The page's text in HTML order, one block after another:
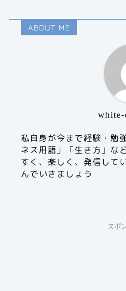
ABOUT ME
私自身が今まで経験・勉
ネス用語」「生き方」な
すく、楽しく、発信して
んでいきましょう
スポ